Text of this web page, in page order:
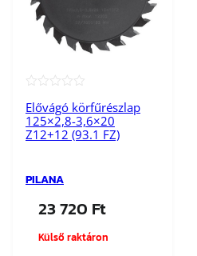
Elővágó körfűrészlap
125×2,8-3,6×20
Z12+12 (93.1 FZ)
PILANA
23 720 Ft
Külső raktáron